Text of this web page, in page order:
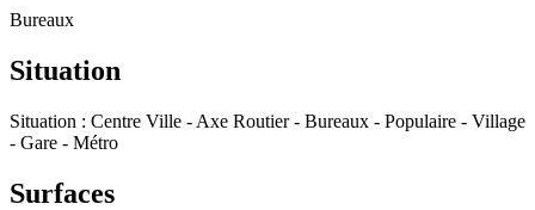
Bureaux
Situation
Situation : Centre Ville - Axe Routier - Bureaux - Populaire - Village
- Gare - Métro
Surfaces